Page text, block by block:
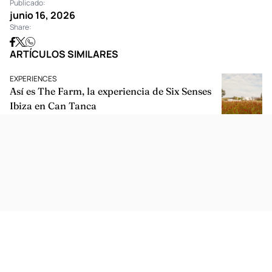
Publicado:
junio 16, 2026
Share:
ARTÍCULOS SIMILARES
EXPERIENCES
Así es The Farm, la experiencia de Six Senses
Ibiza en Can Tanca